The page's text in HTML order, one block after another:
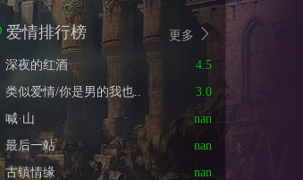
更多
爱情排行榜
4.5
深夜的红酒
3.0
类似爱情/你是男的我也..
nan
喊·山
nan
最后一站
nan
古镇情缘